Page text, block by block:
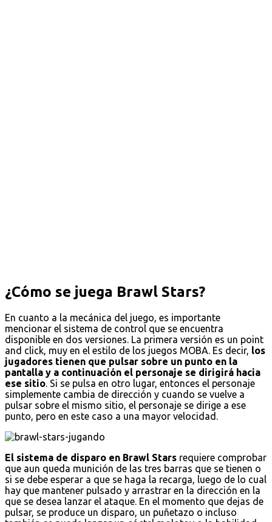
¿Cómo se juega Brawl Stars?
En cuanto a la mecánica del juego, es importante
mencionar el sistema de control que se encuentra
disponible en dos versiones. La primera versión es un point
and click, muy en el estilo de los juegos MOBA. Es decir, los
jugadores tienen que pulsar sobre un punto en la
pantalla y a continuación el personaje se dirigirá hacia
ese sitio. Si se pulsa en otro lugar, entonces el personaje
simplemente cambia de dirección y cuando se vuelve a
pulsar sobre el mismo sitio, el personaje se dirige a ese
punto, pero en este caso a una mayor velocidad.
El sistema de disparo en Brawl Stars requiere comprobar
que aun queda munición de las tres barras que se tienen o
si se debe esperar a que se haga la recarga, luego de lo cual
hay que mantener pulsado y arrastrar en la dirección en la
que se desea lanzar el ataque. En el momento que dejas de
pulsar, se produce un disparo, un puñetazo o incluso